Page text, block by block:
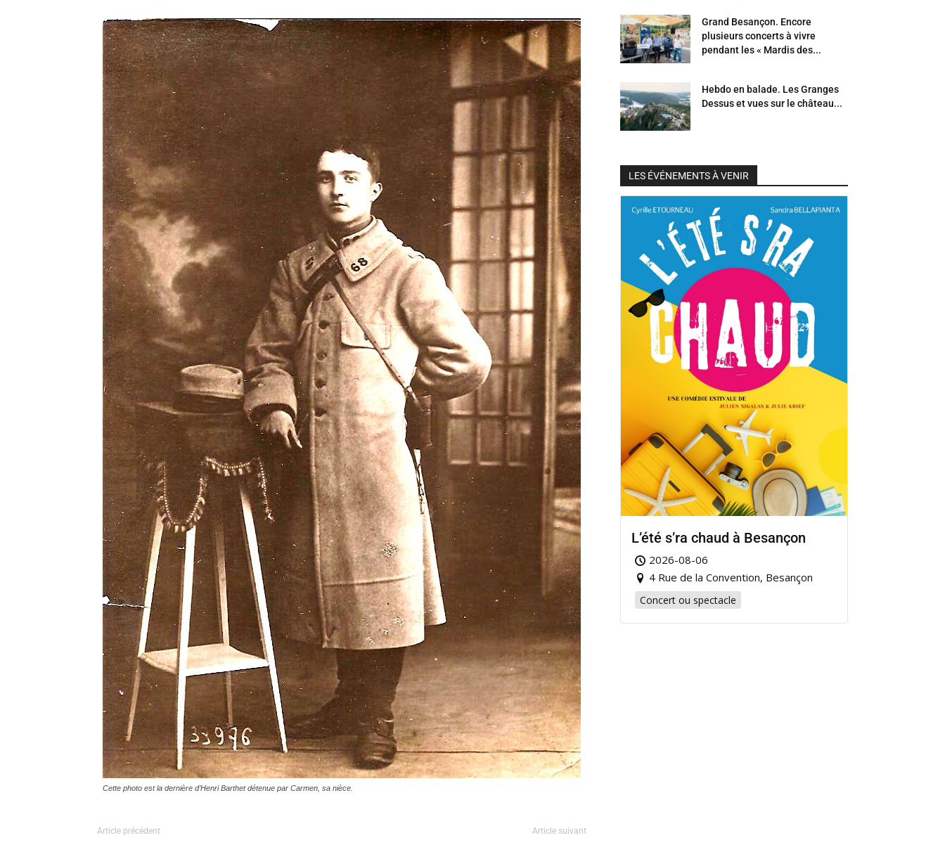
Cette photo est la dernière d’Henri Barthet détenue par Carmen, sa nièce.
Article précédent Article suivant
Grand Besançon. Encore
plusieurs concerts à vivre
pendant les « Mardis des...
Hebdo en balade. Les Granges
Dessus et vues sur le château...
LES ÉVÉNEMENTS À VENIR
L’été s’ra chaud à Besançon
2026-08-06
4 Rue de la Convention, Besançon
Concert ou spectacle